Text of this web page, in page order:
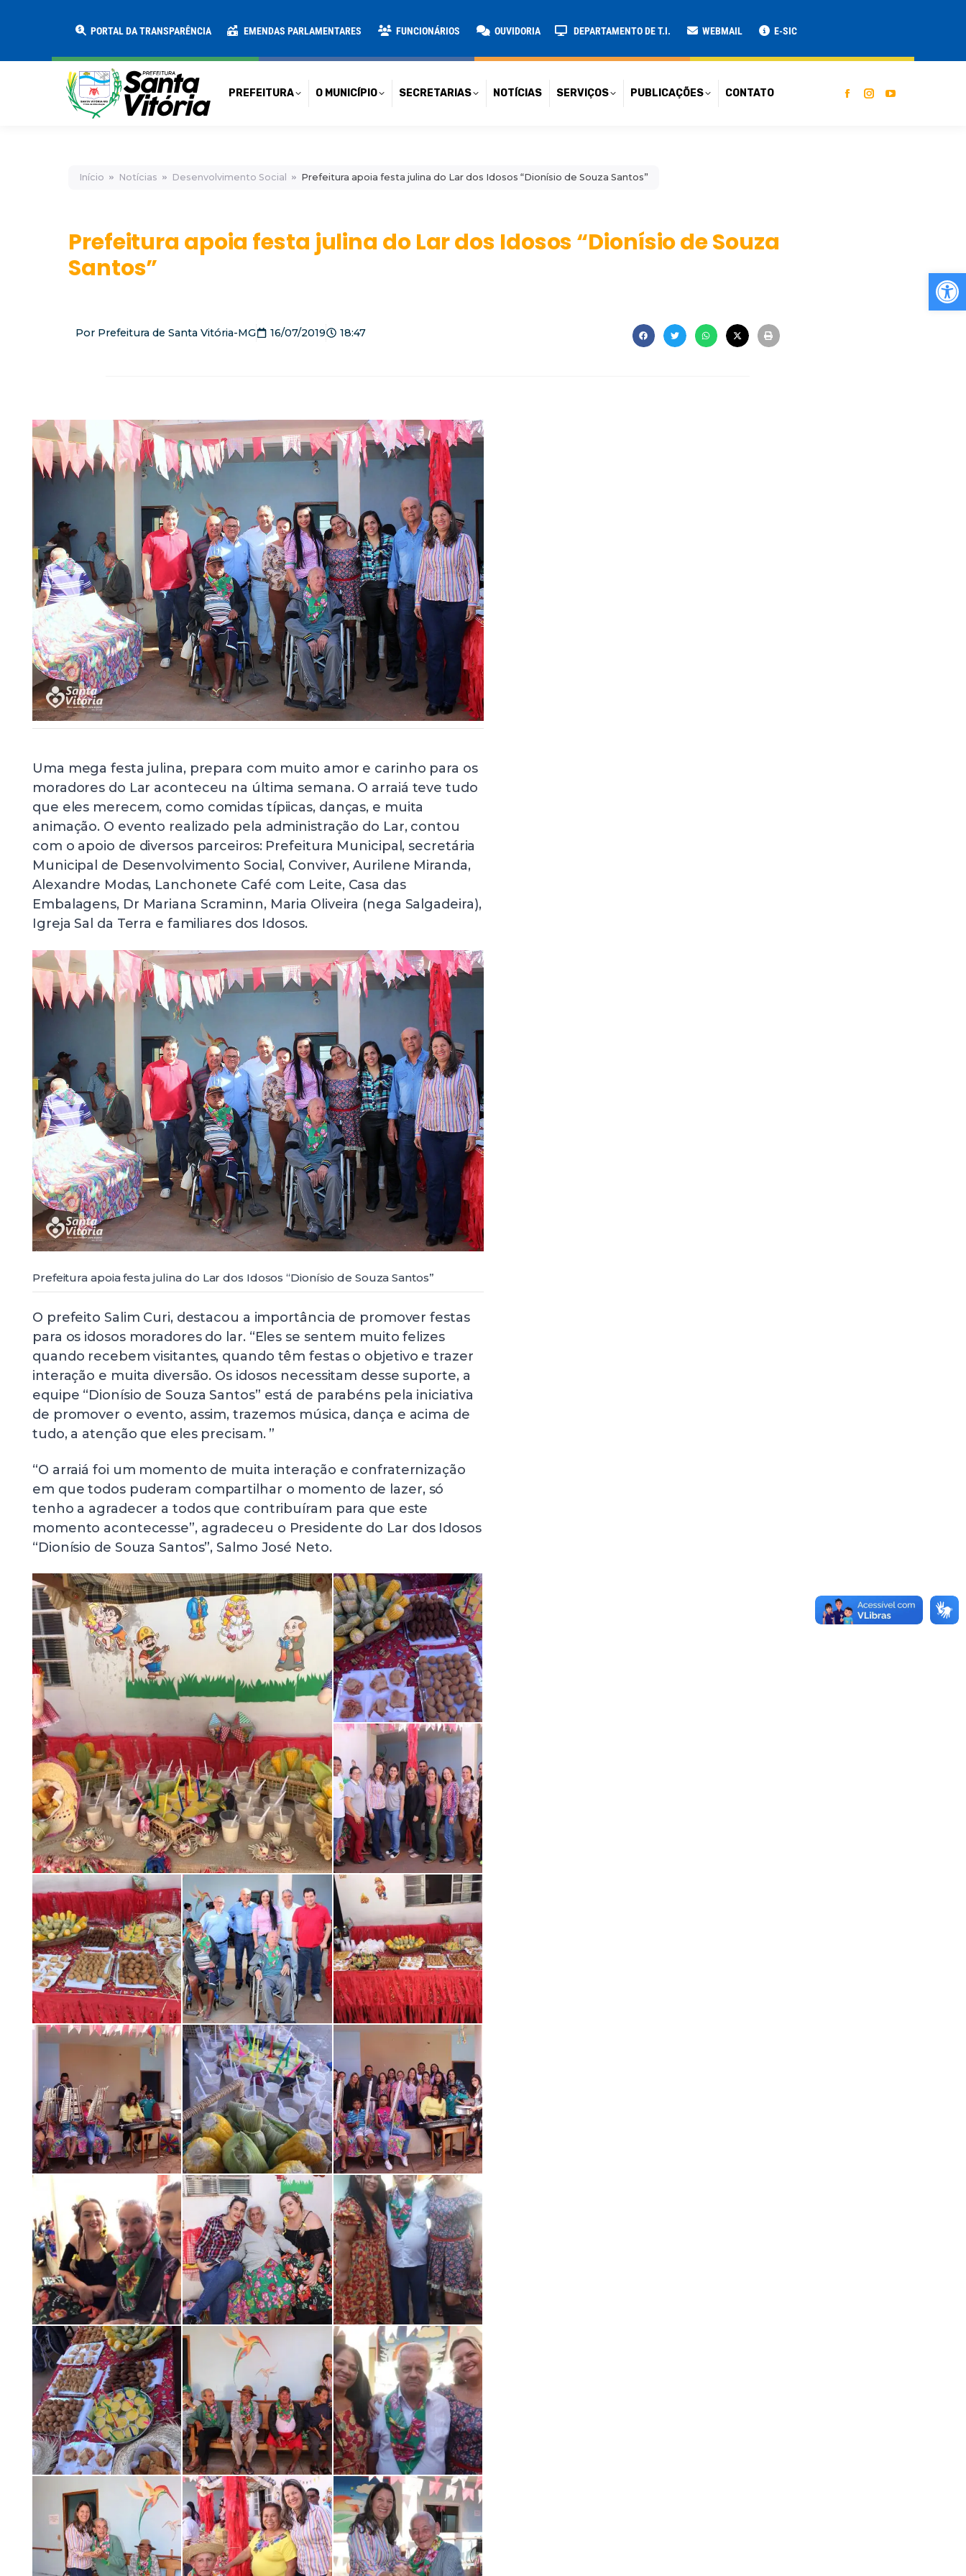
PORTAL DA TRANSPARÊNCIA EMENDAS PARLAMENTARES FUNCIONÁRIOS OUVIDORIA DEPARTAMENTO DE T.I. WEBMAIL E-SIC
PREFEITURA O MUNICÍPIO SECRETARIAS NOTÍCIAS SERVIÇOS PUBLICAÇÕES CONTATO
Início Notícias Desenvolvimento Social Prefeitura apoia festa julina do Lar dos Idosos “Dionísio de Souza Santos”
Prefeitura apoia festa julina do Lar dos Idosos “Dionísio de Souza
Santos”
Por Prefeitura de Santa Vitória-MG 16/07/2019 18:47
Uma mega festa julina, prepara com muito amor e carinho para os
moradores do Lar aconteceu na última semana. O arraiá teve tudo
que eles merecem, como comidas típiicas, danças, e muita
animação. O evento realizado pela administração do Lar, contou
com o apoio de diversos parceiros: Prefeitura Municipal, secretária
Municipal de Desenvolvimento Social, Conviver, Aurilene Miranda,
Alexandre Modas, Lanchonete Café com Leite, Casa das
Embalagens, Dr Mariana Scraminn, Maria Oliveira (nega Salgadeira),
Igreja Sal da Terra e familiares dos Idosos.
Prefeitura apoia festa julina do Lar dos Idosos “Dionísio de Souza Santos”
O prefeito Salim Curi, destacou a importância de promover festas
para os idosos moradores do lar. “Eles se sentem muito felizes
quando recebem visitantes, quando têm festas o objetivo e trazer
interação e muita diversão. Os idosos necessitam desse suporte, a
equipe “Dionísio de Souza Santos” está de parabéns pela iniciativa
de promover o evento, assim, trazemos música, dança e acima de
tudo, a atenção que eles precisam. ”
“O arraiá foi um momento de muita interação e confraternização
em que todos puderam compartilhar o momento de lazer, só
tenho a agradecer a todos que contribuíram para que este
momento acontecesse”, agradeceu o Presidente do Lar dos Idosos
“Dionísio de Souza Santos”, Salmo José Neto.